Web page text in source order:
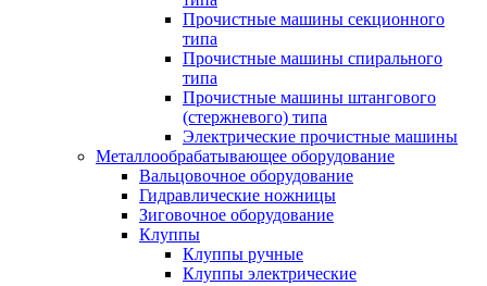
Прочистные машины секционного
типа
Прочистные машины спирального
типа
Прочистные машины штангового
(стержневого) типа
Электрические прочистные машины
Металлообрабатывающее оборудование
Вальцовочное оборудование
Гидравлические ножницы
Зиговочное оборудование
Клуппы
Клуппы ручные
Клуппы электрические